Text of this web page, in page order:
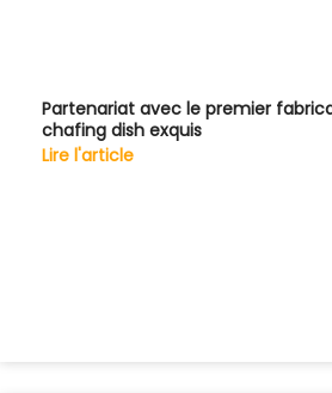
Partenariat avec le premier
chafing dish exquis
Lire l'article